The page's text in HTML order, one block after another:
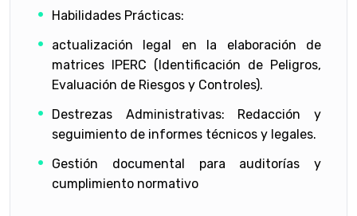
Habilidades Prácticas:
actualización legal en la elaboración de
matrices IPERC (Identificación de Peligros,
Evaluación de Riesgos y Controles).
Destrezas Administrativas: Redacción y
seguimiento de informes técnicos y legales.
Gestión documental para auditorías y
cumplimiento normativo